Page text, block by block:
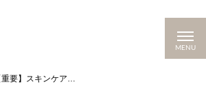
MENU
【重要】スキンケアソープ 販売再開について